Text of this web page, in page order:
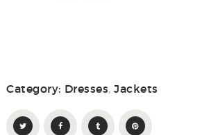
Category: Dresses, Jackets